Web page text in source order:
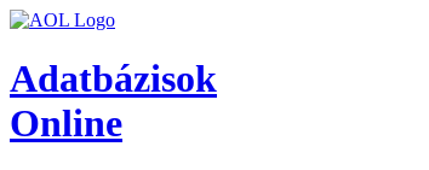
Adatbázisok
Online